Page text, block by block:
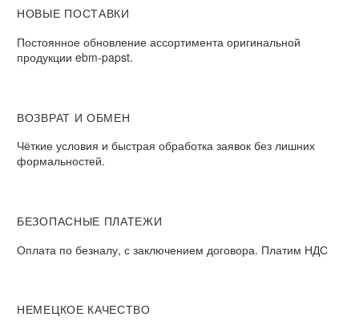
НОВЫЕ ПОСТАВКИ
Постоянное обновление ассортимента оригинальной
продукции ebm-papst.
ВОЗВРАТ И ОБМЕН
Чёткие условия и быстрая обработка заявок без лишних
формальностей.
БЕЗОПАСНЫЕ ПЛАТЕЖИ
Оплата по безналу, с заключением договора. Платим НДС
НЕМЕЦКОЕ КАЧЕСТВО